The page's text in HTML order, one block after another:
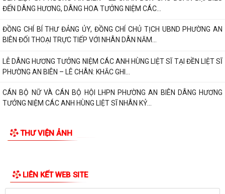
TIN MỚI
ĐỒNG CHÍ BÍ THƯ ĐẢNG ỦY, ĐỒNG CHÍ CHỦ TỊCH UBND PHƯỜNG AN
BIÊN ĐỐI THOẠI TRỰC TIẾP VỚI NHÂN DÂN NĂM...
LỄ DÂNG HƯƠNG TƯỞNG NIỆM CÁC ANH HÙNG LIỆT SĨ TẠI ĐỀN LIỆT SĨ
CÁN BỘ NỮ VÀ CÁN BỘ HỘI LHPN PHƯỜNG AN BIÊN DÂNG HƯƠNG
TƯỞNG NIỆM CÁC ANH HÙNG LIỆT SĨ NHÂN KỶ...
PHƯỜNG AN BIÊN HỌP NGHE BÁO CÁO VỀ CÔNG TÁC TÁI ĐỊNH CƯ VÀ
TRAO TẶNG QUÀ TRI ÂN THƯƠNG BINH, GIA ĐÌNH LIỆT SĨ CÓ HOÀN
PHƯỜNG AN BIÊN TRIỂN KHAI CÔNG TÁC PHỤC VỤ LỄ DÂNG HƯƠNG
VÀ LỄ CẦU SIÊU TẠI ĐỀN LIỆT SĨ PHƯỜNG AN...